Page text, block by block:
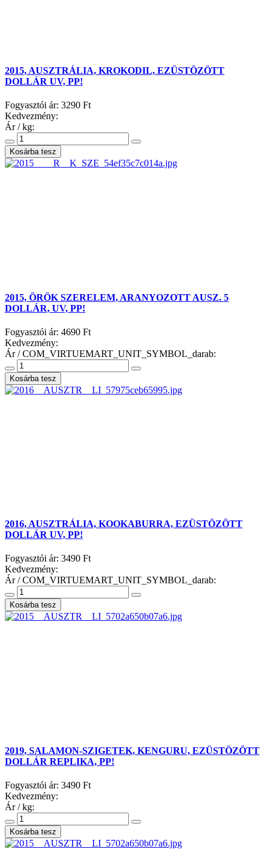
2015, AUSZTRÁLIA, KROKODIL, EZÜSTÖZÖTT
DOLLÁR UV, PP!
Fogyasztói ár: 3290 Ft
Kedvezmény:
Ár / kg:
2015, ÖRÖK SZERELEM, ARANYOZOTT AUSZ. 5
DOLLÁR, UV, PP!
Fogyasztói ár: 4690 Ft
Kedvezmény:
Ár / COM_VIRTUEMART_UNIT_SYMBOL_darab:
2016, AUSZTRÁLIA, KOOKABURRA, EZÜSTÖZÖTT
DOLLÁR UV, PP!
Fogyasztói ár: 3490 Ft
Kedvezmény:
Ár / COM_VIRTUEMART_UNIT_SYMBOL_darab:
2019, SALAMON-SZIGETEK, KENGURU, EZÜSTÖZÖTT
DOLLÁR REPLIKA, PP!
Fogyasztói ár: 3490 Ft
Kedvezmény:
Ár / kg: